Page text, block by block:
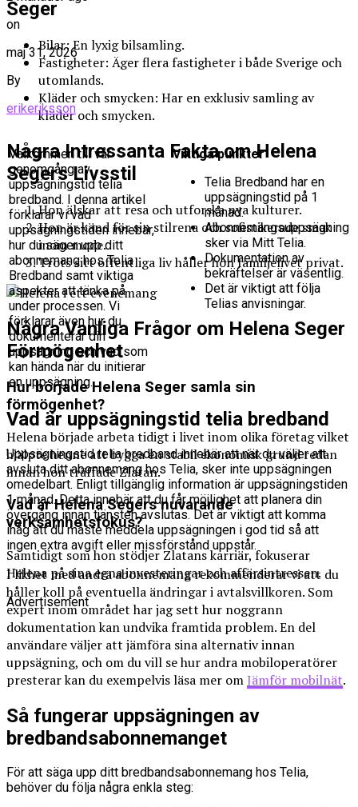
Seger
Bilar: En lyxig bilsamling.
Fastigheter: Äger flera fastigheter i både Sverige och
utomlands.
Kläder och smycken: Har en exklusiv samling av
kläder och smycken.
Några Intressanta Fakta om Helena
Segers Livsstil
Hon älskar att resa och utforska nya kulturer.
Hon är känd för sin stilrena och sofistikerade smak
inom mode.
Trots sitt offentliga liv håller hon familjelivet privat.
Några Vanliga Frågor om Helena Seger
Förmögenhet
Hur började Helena Seger samla sin
förmögenhet?
Helena började arbeta tidigt i livet inom olika företag vilket
hjälpte henne att bygga en stabil ekonomisk grund redan
innan hon träffade Zlatan.
Vad är Helena Segers nuvarande
verksamhetsfokus?
Samtidigt som hon stödjer Zlatans karriär, fokuserar
Helena på sina egna investeringar och affärsintressen.
Advertisement
on
maj 31, 2026
By
erikeriksson
Välkommen till vår
genomgång av
uppsägningstid telia
bredband. I denna artikel
förklarar vi vad
uppsägningstiden innebär,
hur du säger upp ditt
abonnemang hos Telia
Bredband samt viktiga
aspekter att tänka på
under processen. Vi
förklarar även hur du
dokumenterar din
uppsägning och vad som
kan hända när du initierar
en uppsägning.
Viktiga punkter
Telia Bredband har en
uppsägningstid på 1
månad.
Abonnemangsuppsägning
sker via Mitt Telia.
Dokumentation av
bekräftelser är väsentlig.
Det är viktigt att följa
Telias anvisningar.
Vad är uppsägningstid telia bredband
Uppsägningstid telia bredband innebär att när du väljer att
avsluta ditt abonnemang hos Telia, sker inte uppsägningen
omedelbart. Enligt tillgänglig information är uppsägningstiden
1 månad. Detta innebär att du får möjlighet att planera din
övergång innan tjänsten avslutas. Det är viktigt att komma
ihåg att du måste meddela uppsägningen i god tid så att
ingen extra avgift eller missförstånd uppstår.
I likhet med andra abonnemang rekommenderar vi att du
håller koll på eventuella ändringar i avtalsvillkoren. Som
expert inom området har jag sett hur noggrann
dokumentation kan undvika framtida problem. En del
användare väljer att jämföra sina alternativ innan
uppsägning, och om du vill se hur andra mobiloperatörer
presterar kan du exempelvis läsa mer omJämför mobilnät.
Så fungerar uppsägningen av
bredbandsabonnemanget
För att säga upp ditt bredbandsabonnemang hos Telia,
behöver du följa några enkla steg: